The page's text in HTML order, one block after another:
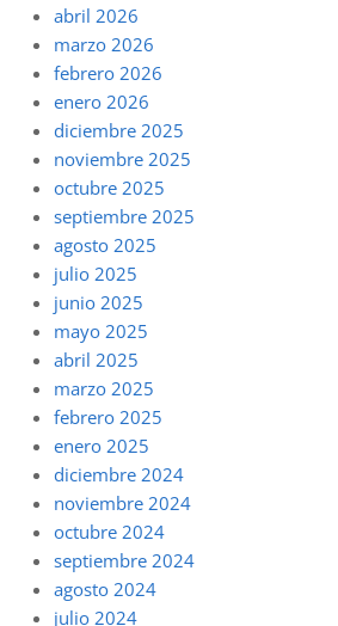
abril 2026
marzo 2026
febrero 2026
enero 2026
diciembre 2025
noviembre 2025
octubre 2025
septiembre 2025
agosto 2025
julio 2025
junio 2025
mayo 2025
abril 2025
marzo 2025
febrero 2025
enero 2025
diciembre 2024
noviembre 2024
octubre 2024
septiembre 2024
agosto 2024
julio 2024